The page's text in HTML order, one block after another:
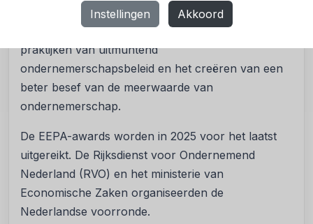
Instellingen Akkoord
duurzaam en internationaal ondernemen. De EEPA
vestigt de aandacht op voorbeelden en goede
praktijken van uitmuntend
ondernemerschapsbeleid en het creëren van een
beter besef van de meerwaarde van
ondernemerschap.
De EEPA-awards worden in 2025 voor het laatst
uitgereikt. De Rijksdienst voor Ondernemend
Nederland (RVO) en het ministerie van
Economische Zaken organiseerden de
Nederlandse voorronde.